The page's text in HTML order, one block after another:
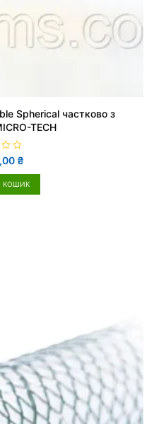
Spherical частково з
TECH
₴
КОШИК